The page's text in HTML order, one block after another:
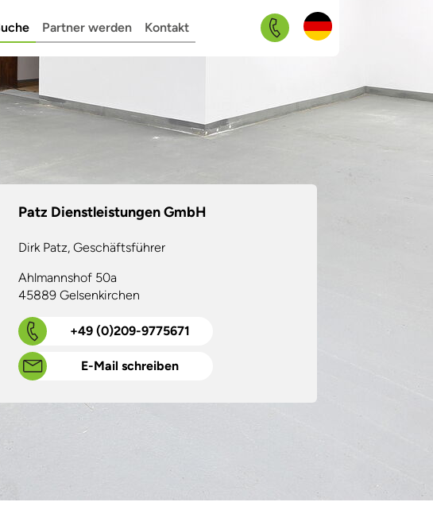
Partner werden Kontakt
Navigation
überspringen
Patz Dienstleistungen GmbH
Dirk Patz, Geschäftsführer
Ahlmannshof 50a
45889 Gelsenkirchen
+49 (0)209-9775671
E-Mail schreiben